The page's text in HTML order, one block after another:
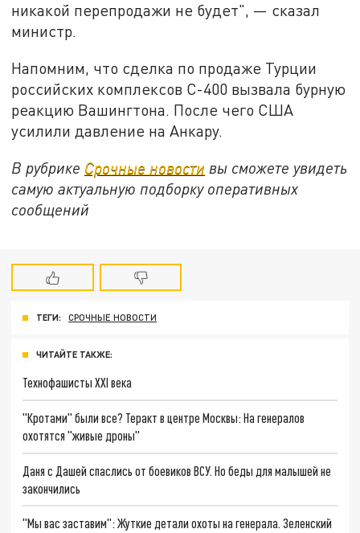
никакой перепродажи не будет", — сказал
министр.
Напомним, что сделка по продаже Турции
российских комплексов С-400 вызвала бурную
реакцию Вашингтона. После чего США
усилили давление на Анкару.
В рубрике Срочные новости вы сможете увидеть
самую актуальную подборку оперативных
сообщений
ТЕГИ: СРОЧНЫЕ НОВОСТИ
ЧИТАЙТЕ ТАКЖЕ:
Технофашисты XXI века
"Кротами" были все? Теракт в центре Москвы: На генералов
охотятся "живые дроны"
Даня с Дашей спаслись от боевиков ВСУ. Но беды для малышей не
закончились
"Мы вас заставим": Жуткие детали охоты на генерала. Зеленский